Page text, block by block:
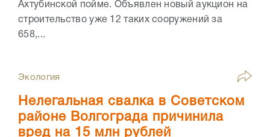
Ахтубинской пойме. Объявлен новый аукцион на
строительство уже 12 таких сооружений за
658,...
Экология
Нелегальная свалка в Советском
районе Волгограда причинила
вред на 15 млн рублей